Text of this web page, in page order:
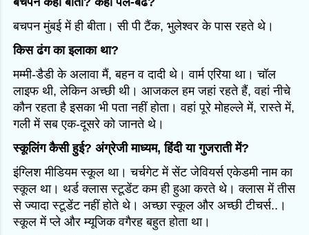
बचपन मुंबई में ही बीता। सी पी टैंक, भुलेश्वर के पास रहते थे।
किस ढंग का इलाका था?
मम्मी-डैडी के अलावा मैं, बहन व दादी थे। वार्म एरिया था। चॉल
लाइफ थी, लेकिन अच्छी थी। आजकल हम जहां रहते हैं, वहां नीचे
कौन रहता है इसका भी पता नहीं होता। वहां पूरे मोहल्ले में, रास्ते में,
गली में सब एक-दूसरे को जानते थे।
स्कूलिंग कैसी हुई? अंग्रेजी माध्यम, हिंदी या गुजराती में?
इंग्लिश मीडियम स्कूल था। चर्चगेट में सेंट जेवियर्स एकेडमी नाम का
स्कूल था। थर्ड क्लास स्टूडेंट कम ही हुआ करते थे। क्लास में तीस
से ज्यादा स्टूडेंट नहीं होते थे। अच्छा स्कूल और अच्छी टीचर्स..।
स्कूल में प्ले और म्यूजिक वगैरह बहुत होता था।